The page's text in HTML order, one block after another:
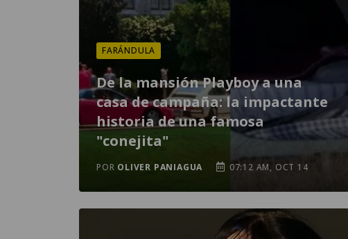
FARÁNDULA
De la mansión Playboy a una
casa de campaña: la impactante
historia de una famosa
"conejita"
POR OLIVER PANIAGUA 07:12 AM, OCT 14